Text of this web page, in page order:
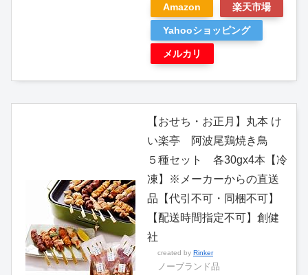
Amazon 楽天市場
Yahooショッピング
メルカリ
【おせち・お正月】丸本 け
い楽亭 阿波尾鶏焼き鳥
５種セット 各30gx4本【冷
凍】※メーカーからの直送
品【代引不可・同梱不可】
【配送時間指定不可】創健
社
created by Rinker
ノーブランド品